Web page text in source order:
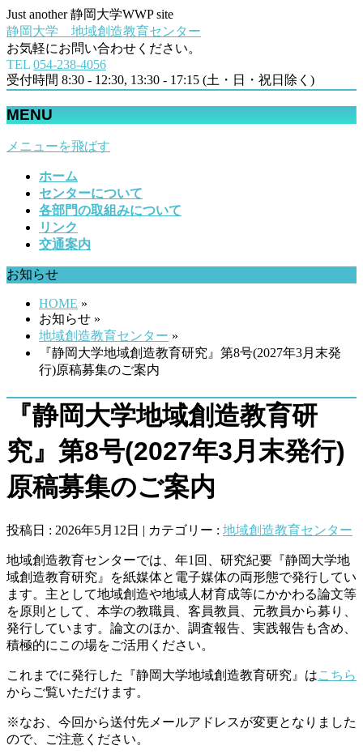
Just another 静岡大学WWP site
静岡大学 地域創造教育センター
お気軽にお問い合わせください。
TEL 054‐238-4056
受付時間 8:30 - 12:30, 13:30 - 17:15 (土・日・祝日除く)
MENU
メニューを飛ばす
ホーム
センターについて
各部門の取組みについて
リンク
交通案内
お知らせ
HOME »
お知らせ »
地域創造教育センター »
『静岡大学地域創造教育研究』第8号(2027年3月末発
行)原稿募集のご案内
『静岡大学地域創造教育研
究』第8号(2027年3月末発行)
原稿募集のご案内
投稿日 : 2026年5月12日 | カテゴリー : 地域創造教育センター
地域創造教育センターでは、年1回、研究紀要『静岡大学地
域創造教育研究』を紙媒体と電子媒体の両形態で発行してい
ます。主として地域創造や地域人材育成等にかかわる論文等
を原則として、本学の教職員、客員教員、元教員から募り、
発行しています。論文のほか、調査報告、実践報告も含め、
積極的にこの場をご活用ください。
これまでに発行した『静岡大学地域創造教育研究』はこちら
からご覧いただけます。
※なお、今回から送付先メールアドレスが変更となりました
ので、ご注意ください。